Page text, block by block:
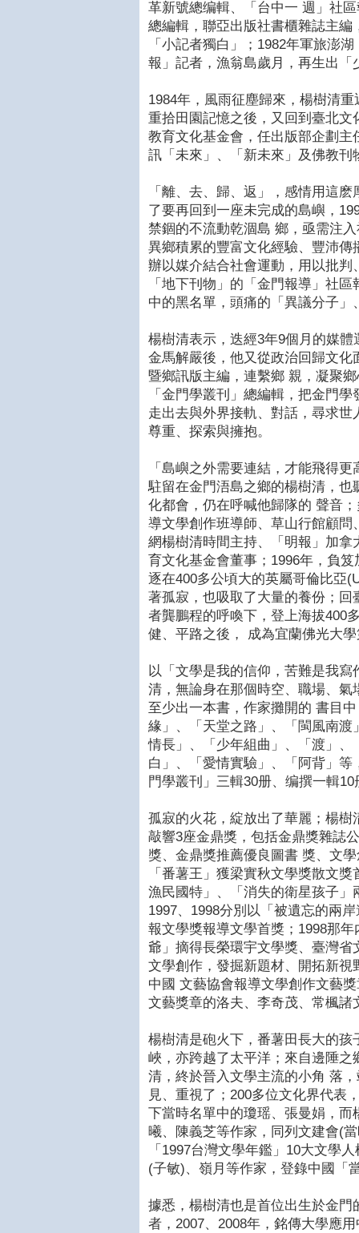
革新號總编輯、「台中一 週」社
總編輯，聯亞出版社書櫃雜誌主
「小記者獨白」；1982年軍旅澎
報」記者，漁翁島歲月，再生出「
1984年，風雨征塵歸來，楊樹清
重拾田園記憶之後，又回到臺北
教育文化基金會，任出版部企劃
訊「未來」、「新未來」及佛教
「離、去、歸、返」，感情用這
了要再回到一座未完成的島嶼，
禁錮的不流動乾涸島 鄉，亟需注
異鄉積累的豐富文化經驗、豐沛
辦以媒介結合社會運動，用以批
「地下刊物」的「金門報導」社
中的黑名單，頭痛的「異議分子」
楊樹清表示，迭經3年9個月的媒
金馬解嚴後，他又從政治回歸文
暨鄉訊版主編，連繫鄉 親，凝聚
「金門學叢刊」總編輯，把金門
走出去與外界接軌、對話，尋求
尊重、探索與擁抱。
「島嶼之外需要連結，才能飛得
駐留在金門浯島之鄉的楊樹清，
化都會，仍在呼喊他歸隊的 聲音
導文學創作班導師、草山行館顧
網楊樹清時間主持、「明報」加
育文化基金會董事；1996年，負
逐在400多公頃大的英屬哥倫比亞
著孤寂，也吸取了大量的養份；
者龔鵬程的呼喚下，登上海拔400
健、平路之後， 成為宜蘭佛光大
以「文學是我的信仰，苦難是我
清，無論身在那個時空、職場、
至少出一本書，作家攤開的 書目
緣」、「天堂之路」、「閩風南
情長」、「少年組曲」、「渡」
白」、「愛情實驗」、「阿背」
門學叢刊」三輯30册、编撰一輯
孤寂的火花，綻放出了華麗；楊
敲響3座金鼎獎，包括金鼎獎雜誌
獎、金鼎獎推薦優良圖書 獎、文
「番薯王」獲梁實秋文學獎散文
漁民國特」、「消失的衛星孩子
1997、1998分別以「被遺忘的兩
報文學獎報導文學首獎；1998那
爺」摘得長榮環宇文學獎、臺灣
文學創作，發掘新題材、開拓新
中國 文藝協會報導文學創作文藝
文藝獎章的洛夫、李奇茂、常楓諸
楊樹清是砲火下，番薯田長大的
峽，亦跨越了太平洋；來自邊陲
清，終於晉入文學主流的小角 落
見、重視了；200多位文化界代表
下當時名單中的瓊瑶、張曼娟，
曦、陳義芝等作家，同列文建會(
「1997台灣文學年鑑」10大文學
(子敏)、嶺月等作家，登錄中國「
據悉，楊樹清也是首位出生於金
者，2007、2008年，銘傳大學應